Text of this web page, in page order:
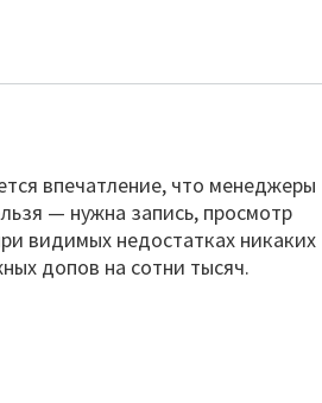
впечатление, что менеджеры
— нужна запись, просмотр
видимых недостатках никаких
допов на сотни тысяч.